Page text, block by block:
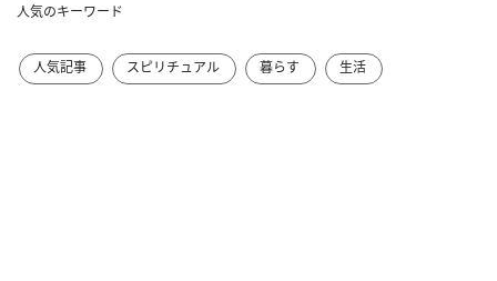
人気のキーワード
人気記事 スピリチュアル 暮らす 生活